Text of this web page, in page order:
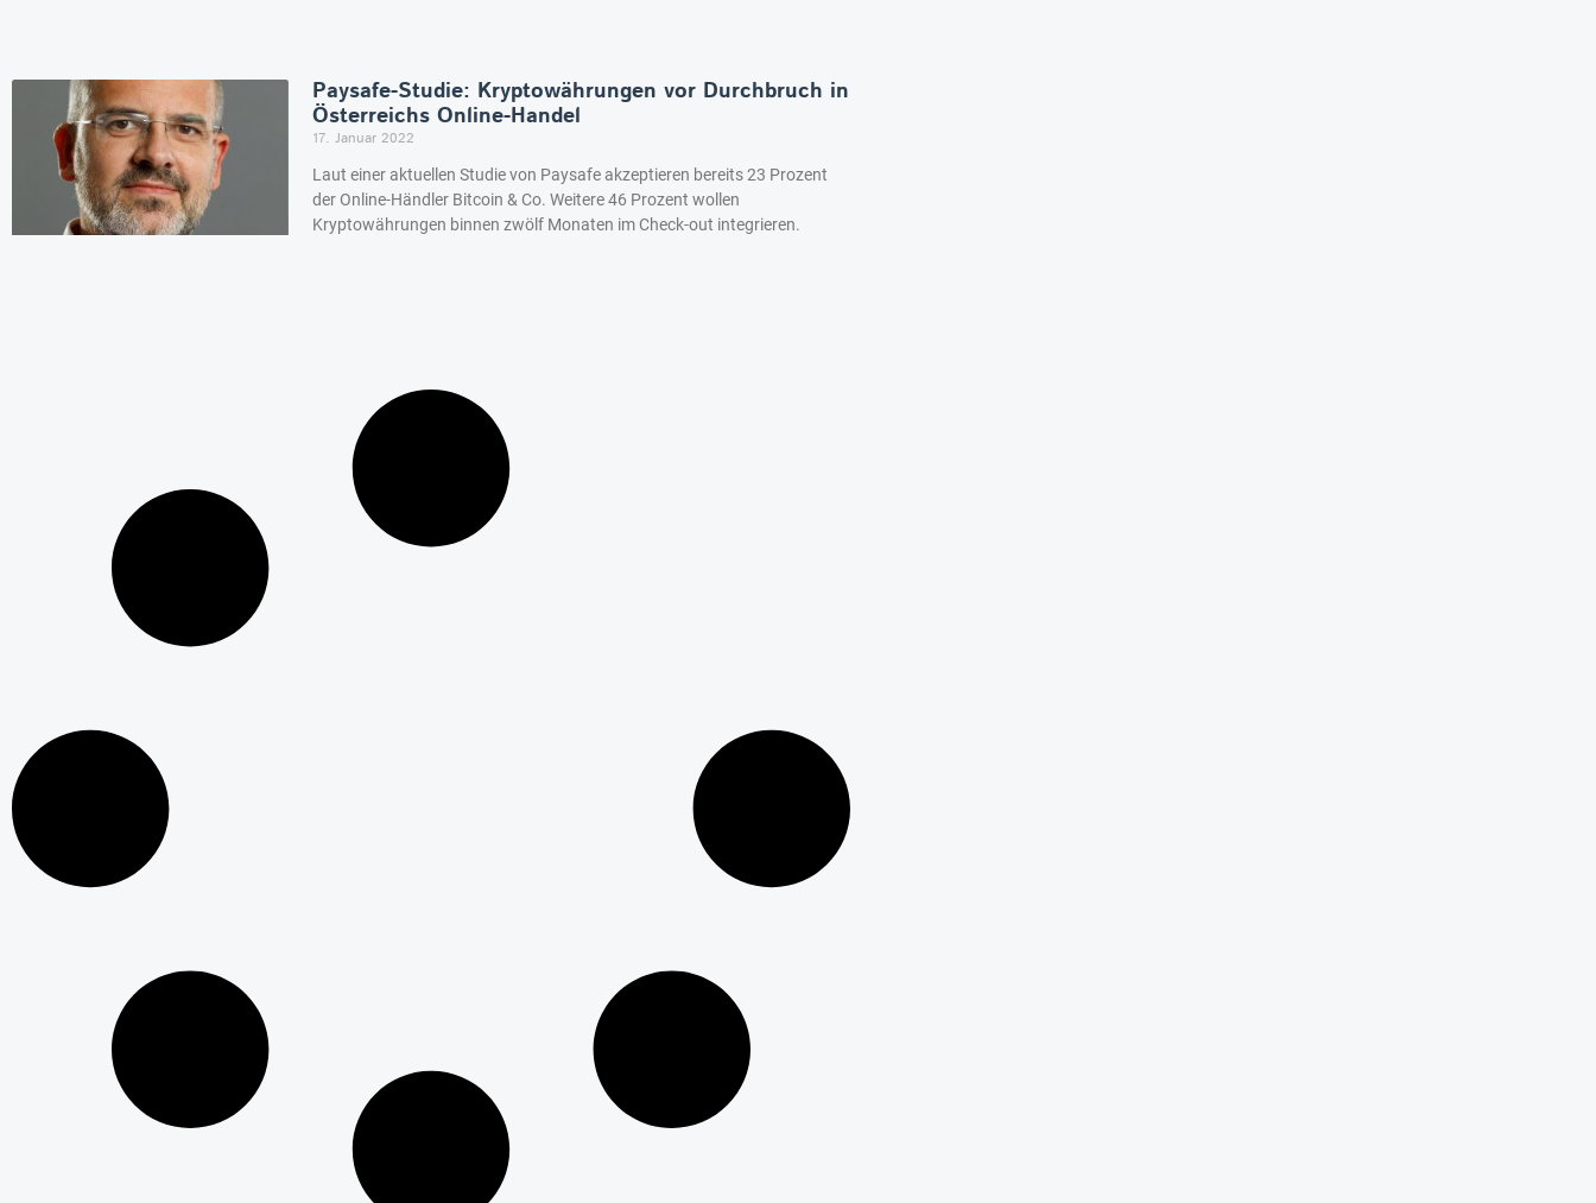
Paysafe-Studie: Kryptowährungen vor Durchbruch in
Österreichs Online-Handel
17. Januar 2022
Laut einer aktuellen Studie von Paysafe akzeptieren bereits 23 Prozent
der Online-Händler Bitcoin & Co. Weitere 46 Prozent wollen
Kryptowährungen binnen zwölf Monaten im Check-out integrieren.